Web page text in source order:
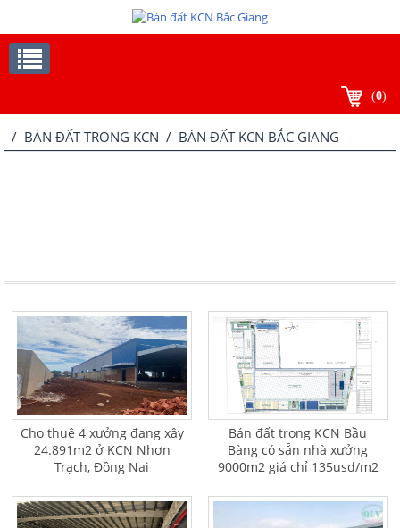
(0)
/ BÁN ĐẤT TRONG KCN / BÁN ĐẤT KCN BẮC GIANG
Cho thuê 4 xưởng đang xây
24.891m2 ở KCN Nhơn
Trạch, Đồng Nai
Bán đất trong KCN Bầu
Bàng có sẵn nhà xưởng
9000m2 giá chỉ 135usd/m2